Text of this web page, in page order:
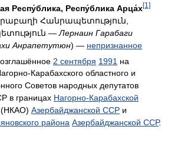
Респу́блика, Респу́блика Арца́х[1]
Հանրապետություն,
— Лернаин Гарабаги
Анрапетутюн) — непризнанное
2 сентября 1991 на
Карабахского областного и
Советов народных депутатов
в границах Нагорно-Карабахской
(НКАО) Азербайджанской ССР и
района Азербайджанской ССР.